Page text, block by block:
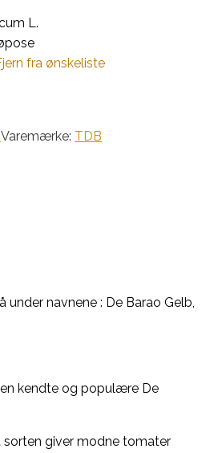
L.
fra ønskeliste
Varemærke: TDB
under navnene : De Barao Gelb,
kendte og populære De
sorten giver modne tomater